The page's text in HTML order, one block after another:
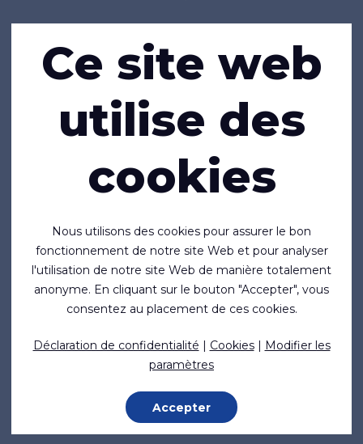
Nouveautés
Normes & standards
Applications
Maritime
Médical
Industrie
Structures & Tentes
Vous avez des questions?
+31 (0)345 533886|
+44 (0)1480 356895|sales@rivertex.co.uk
Ce site web
utilise des
cookies
Nous utilisons des cookies pour assurer le bon
fonctionnement de notre site Web et pour analyser
l'utilisation de notre site Web de manière totalement
anonyme. En cliquant sur le bouton "Accepter", vous
consentez au placement de ces cookies.
Déclaration de confidentialité | Cookies| Modifier les
paramètres
Accepter